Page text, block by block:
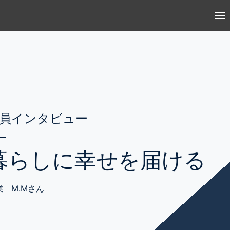
インタビュー
らしに幸せを届ける
M.Mさん